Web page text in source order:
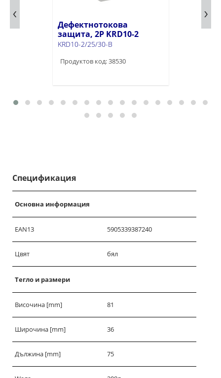
Дефектнотокова
защита, 2P KRD10-2
KRD10-2/25/30-B
Продуктов код: 38530
Спецификация
Основна информация
EAN13 5905339387240
Цвят бял
Тегло и размери
Височина [mm] 81
Широчина [mm] 36
Дължина [mm] 75